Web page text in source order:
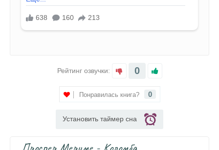
Рейтинг озвучки: 0
Понравилась книга? 0
Установить таймер сна